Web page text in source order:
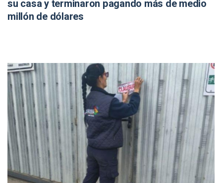
su casa y terminaron pagando más de medio
millón de dólares